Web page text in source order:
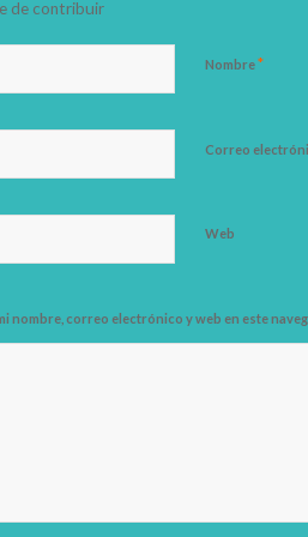
de contribuir
Nombre*
Correo
Web
nombre, correo electrónico y web en este